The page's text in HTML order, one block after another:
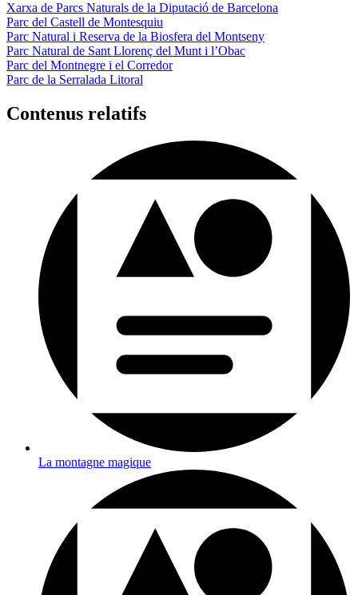
Xarxa de Parcs Naturals de la Diputació de Barcelona
Parc del Castell de Montesquiu
Parc Natural i Reserva de la Biosfera del Montseny
Parc Natural de Sant Llorenç del Munt i l’Obac
Parc del Montnegre i el Corredor
Parc de la Serralada Litoral
Contenus relatifs
La montagne magique